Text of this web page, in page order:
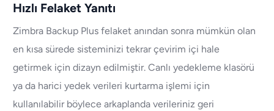
Hızlı Felaket Yanıtı
Zimbra Backup Plus felaket anından sonra mümkün olan
en kısa sürede sisteminizi tekrar çevirim içi hale
getirmek için dizayn edilmiştir. Canlı yedekleme klasörü
ya da harici yedek verileri kurtarma işlemi için
kullanılabilir böylece arkaplanda verileriniz geri